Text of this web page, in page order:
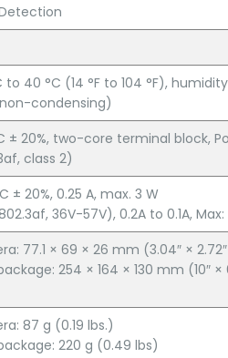
to 40 °C (14 °F to 104 °F),
condensing)
± 20%, two-core terminal block,
class 2)
± 20%, 0.25 A, max. 3 W
36V-57V), 0.2A to 0.1A, Max:
77.1 × 69 × 26 mm (3.04″ × 2.72″
254 × 164 × 130 mm (10″ ×
87 g (0.19 lbs.)
220 g (0.49 lbs)